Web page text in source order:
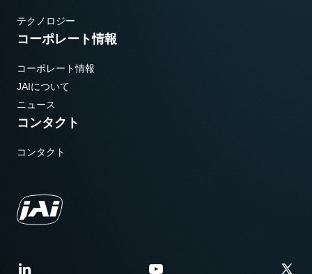
テクノロジー
コーポレート情報
コーポレート情報
JAIについて
ニュース
コンタクト
コンタクト